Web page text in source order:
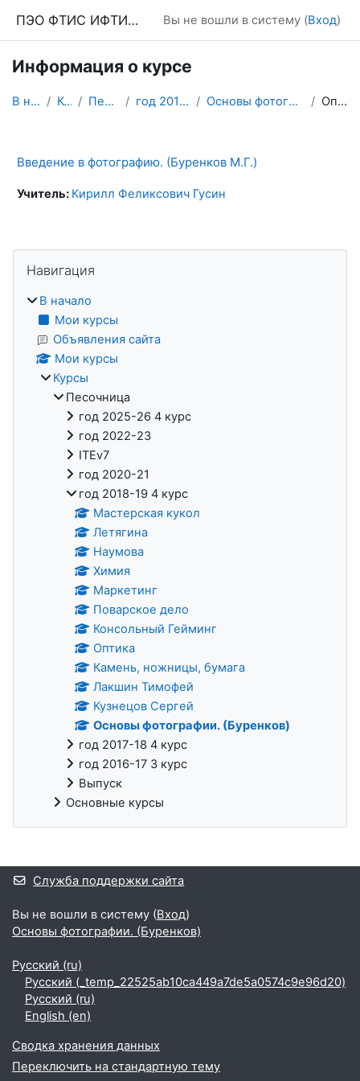
ПЭО ФТИС ИФТИС МПГУ Вы не вошли в систему (Вход)
Информация о курсе
В начало Курсы Песочница год 2018-19 4 курс Основы фотографии. (Буренков) Описание
Введение в фотографию. (Буренков М.Г.)
Учитель: Кирилл Феликсович Гусин
Блоки
Навигация
В начало
Мои курсы
Объявления сайта
Мои курсы
Курсы
Песочница
год 2025-26 4 курс
год 2022-23
ITEv7
год 2020-21
год 2018-19 4 курс
Мастерская кукол
Летягина
Наумова
Химия
Маркетинг
Поварское дело
Консольный Гейминг
Оптика
Камень, ножницы, бумага
Лакшин Тимофей
Кузнецов Сергей
Основы фотографии. (Буренков)
год 2017-18 4 курс
год 2016-17 3 курс
Выпуск
Основные курсы
Дополнительные блоки
Служба поддержки сайта
Вы не вошли в систему (Вход)
Основы фотографии. (Буренков)
Русский ‎(ru)‎
Русский ‎(_temp_22525ab10ca449a7de5a0574c9e96d20)‎
Русский ‎(ru)‎
English ‎(en)‎
Сводка хранения данных
Переключить на стандартную тему